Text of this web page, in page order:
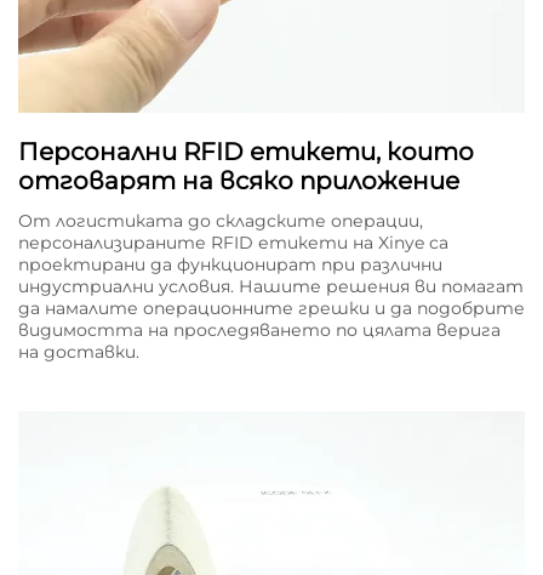
Персонални RFID етикети, които
отговарят на всяко приложение
От логистиката до складските операции,
персонализираните RFID етикети на Xinye са
проектирани да функционират при различни
индустриални условия. Нашите решения ви помагат
да намалите операционните грешки и да подобрите
видимостта на проследяването по цялата верига
на доставки.